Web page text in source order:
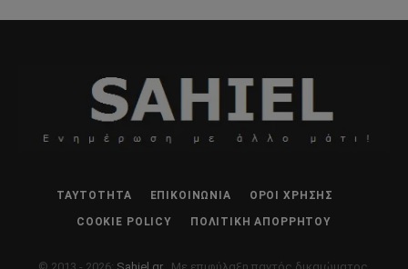
ΤΑΥΤΌΤΗΤΑ ΕΠΙΚΟΙΝΩΝΊΑ ΌΡΟΙ ΧΡΉΣΗΣ
COOKIE POLICY ΠΟΛΙΤΙΚΉ ΑΠΟΡΡΉΤΟΥ